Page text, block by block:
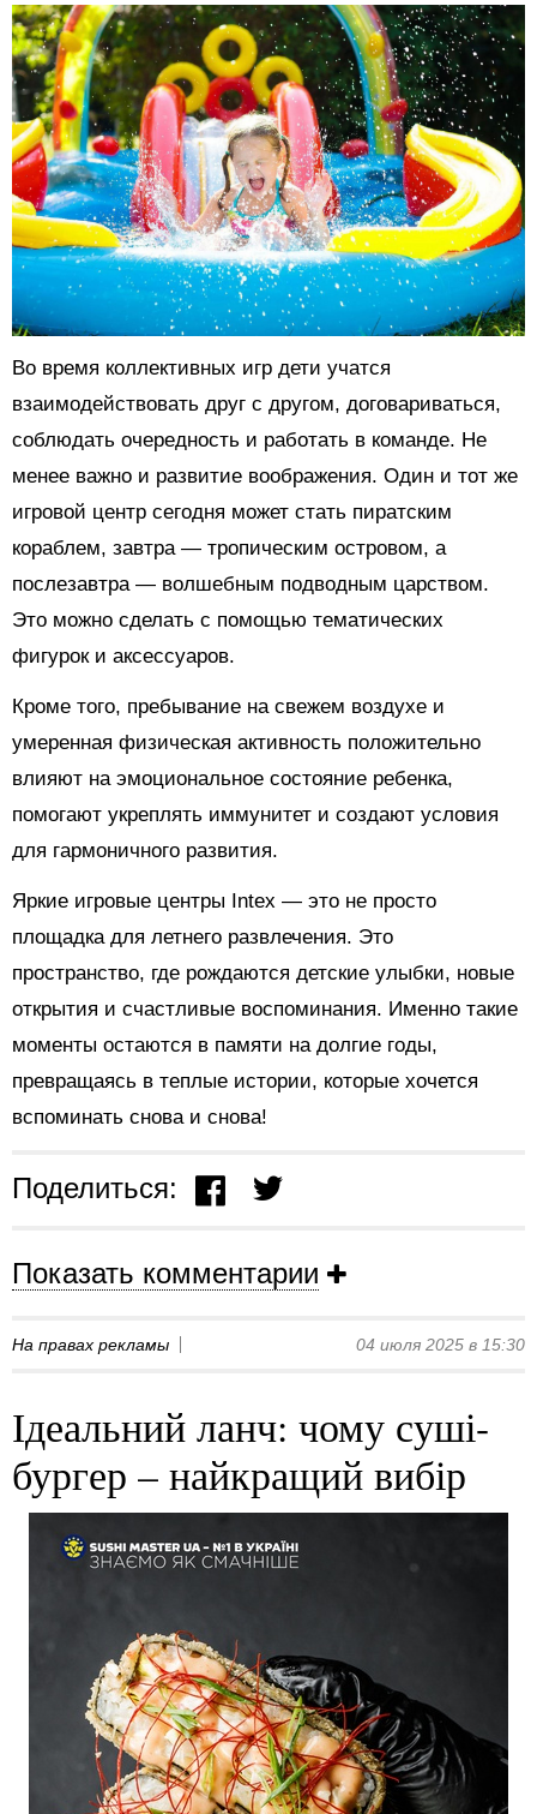
Во время коллективных игр дети учатся
взаимодействовать друг с другом, договариваться,
соблюдать очередность и работать в команде. Не
менее важно и развитие воображения. Один и тот же
игровой центр сегодня может стать пиратским
кораблем, завтра — тропическим островом, а
послезавтра — волшебным подводным царством.
Это можно сделать с помощью тематических
фигурок и аксессуаров.
Кроме того, пребывание на свежем воздухе и
умеренная физическая активность положительно
влияют на эмоциональное состояние ребенка,
помогают укреплять иммунитет и создают условия
для гармоничного развития.
Яркие игровые центры Intex — это не просто
площадка для летнего развлечения. Это
пространство, где рождаются детские улыбки, новые
открытия и счастливые воспоминания. Именно такие
моменты остаются в памяти на долгие годы,
превращаясь в теплые истории, которые хочется
вспоминать снова и снова!
Поделиться:
Показать комментарии
На правах рекламы 04 июля 2025 в 15:30
Ідеальний ланч: чому суші-
бургер – найкращий вибір